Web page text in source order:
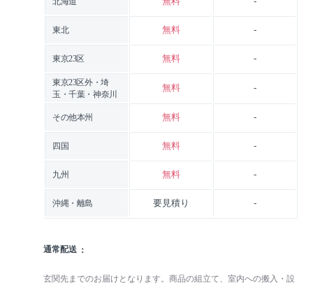
東北 無料 -
東京23区 無料 -
東京23区外・埼
玉・千葉・神奈川
無料 -
その他本州 無料 -
四国 無料 -
九州 無料 -
沖縄・離島 要見積り -
通常配送
玄関先までのお届けとなります。商品の組立て、室内への搬入・設